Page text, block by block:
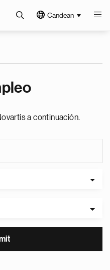
Candean
a continuación.